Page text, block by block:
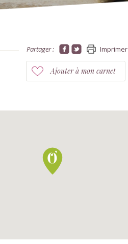
Partager : Imprimer
Ajouter à mon carnet